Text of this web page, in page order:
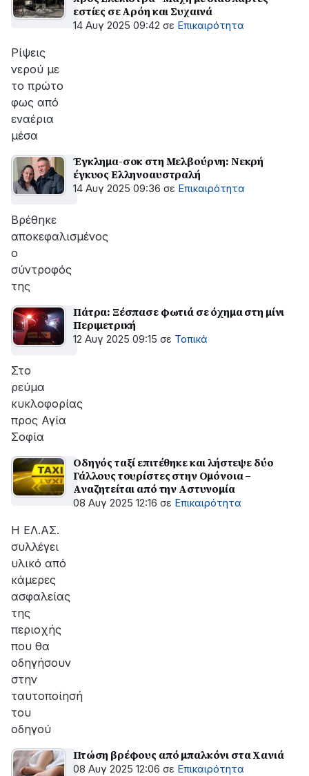
εστίες σε Αρόη και Συχαινά
14 Αυγ 2025 09:42 σε Επικαιρότητα
Ρίψεις
νερού με
το πρώτο
φως από
εναέρια
μέσα
Έγκλημα-σοκ στη Μελβούρνη: Νεκρή
έγκυος Ελληνοαυστραλή
14 Αυγ 2025 09:36 σε Επικαιρότητα
Bρέθηκε
αποκεφαλισμένος
ο
σύντροφός
της
Πάτρα: Ξέσπασε φωτιά σε όχημα στη μίνι
Περιμετρική
12 Αυγ 2025 09:15 σε Τοπικά
Στο
ρεύμα
κυκλοφορίας
προς Αγία
Σοφία
Οδηγός ταξί επιτέθηκε και λήστεψε δύο
Γάλλους τουρίστες στην Ομόνοια –
Αναζητείται από την Αστυνομία
08 Αυγ 2025 12:16 σε Επικαιρότητα
Η ΕΛ.ΑΣ.
συλλέγει
υλικό από
κάμερες
ασφαλείας
της
περιοχής
που θα
οδηγήσουν
στην
ταυτοποίησή
του
οδηγού
Πτώση βρέφους από μπαλκόνι στα Χανιά
08 Αυγ 2025 12:06 σε Επικαιρότητα